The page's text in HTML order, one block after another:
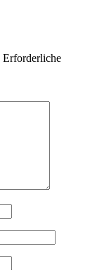
Erforderliche